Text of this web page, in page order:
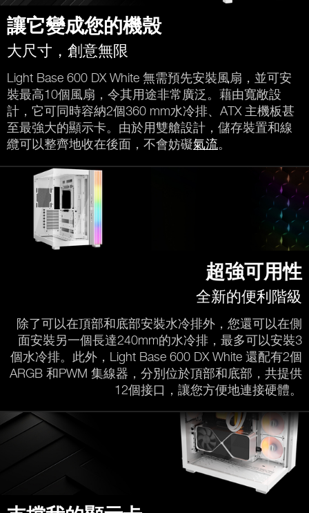
讓它變成您的機殼
大尺寸，創意無限
Light Base 600 DX White 無需預先安裝風扇，並可安
裝最高10個風扇，令其用途非常廣泛。藉由寬敞設
計，它可同時容納2個360 mm水冷排、ATX 主機板甚
至最強大的顯示卡。由於用雙艙設計，儲存裝置和線
纜可以整齊地收在後面，不會妨礙氣流。
超強可用性
全新的便利階級
除了可以在頂部和底部安裝水冷排外，您還可以在側
面安裝另一個長達240mm的水冷排，最多可以安裝3
個水冷排。此外，Light Base 600 DX White 還配有2個
ARGB 和PWM 集線器，分別位於頂部和底部，共提供
12個接口，讓您方便地連接硬體。